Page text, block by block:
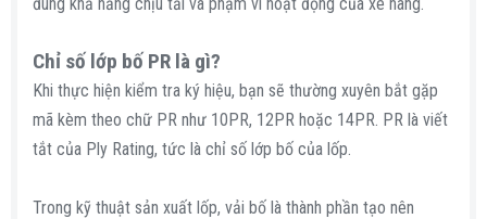
Chỉ số lớp bố PR là gì?​
Khi thực hiện kiểm tra ký hiệu, bạn sẽ thường xuyên bắt gặp
mã kèm theo chữ PR như 10PR, 12PR hoặc 14PR. PR là viết
tắt của Ply Rating, tức là chỉ số lớp bố của lốp.
Trong kỹ thuật sản xuất lốp, vải bố là thành phần tạo nên